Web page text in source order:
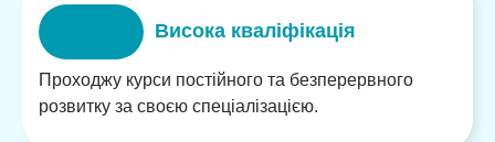
Висока кваліфікація
Проходжу курси постійного та безперервного
розвитку за своєю спеціалізацією.